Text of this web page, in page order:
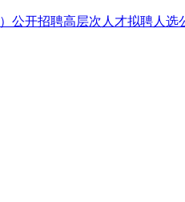
公开招聘高层次人才拟聘人选